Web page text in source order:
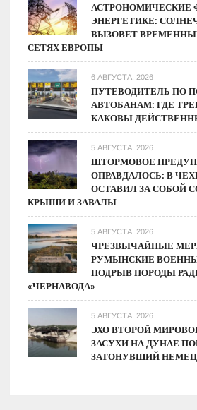
АСТРОНОМИЧЕСКИЕ
ЭНЕРГЕТИКЕ:
ВЫЗОВЕТ
СЕТЯХ ЕВРОПЫ
6 АВГУСТА, 2026
ПУТЕВОДИТЕЛЬ ПО
АВТОБАНАМ: ГДЕ
КАКОВЫ
5 АВГУСТА, 2026
ШТОРМОВОЕ
ОПРАВДАЛОСЬ: В
ОСТАВИЛ ЗА СОБОЙ
КРЫШИ И ЗАВАЛЫ
5 АВГУСТА, 2026
ЧРЕЗВЫЧАЙНЫЕ
РУМЫНСКИЕ
ПОДРЫВ ПОРОДЫ
«ЧЕРНАВОДА»
5 АВГУСТА, 2026
ЭХО ВТОРОЙ
ЗАСУХИ НА ДУНАЕ
ЗАТОНУВШИЙ